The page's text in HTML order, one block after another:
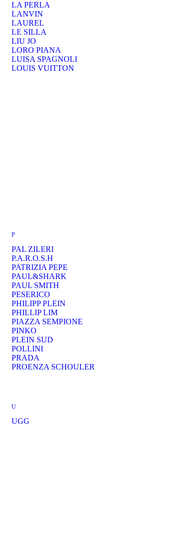
LA PERLA
LANVIN
LAUREL
LE SILLA
LIU JO
LORO PIANA
LUISA SPAGNOLI
LOUIS VUITTON
P
PAL ZILERI
P.A.R.O.S.H
PATRIZIA PEPE
PAUL&SHARK
PAUL SMITH
PESERICO
PHILIPP PLEIN
PHILLIP LIM
PIAZZA SEMPIONE
PINKO
PLEIN SUD
POLLINI
PRADA
PROENZA SCHOULER
U
UGG